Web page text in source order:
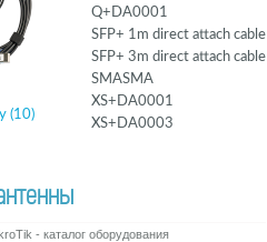
(10)
Q+DA0001
SFP+ 1m direct attach cable
SFP+ 3m direct attach cable
SMASMA
XS+DA0001
XS+DA0003
- каталог оборудования